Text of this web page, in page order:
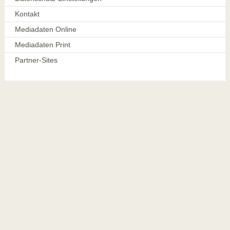
Kontakt
Mediadaten Online
Mediadaten Print
Partner-Sites